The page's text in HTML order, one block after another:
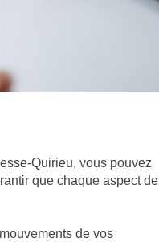
Quirieu, vous pouvez
que chaque aspect de
de vos